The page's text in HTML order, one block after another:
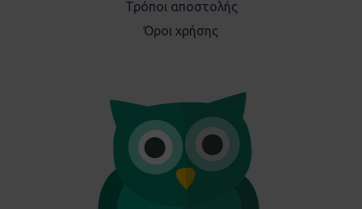
Τρόποι αποστολής
Όροι χρήσης